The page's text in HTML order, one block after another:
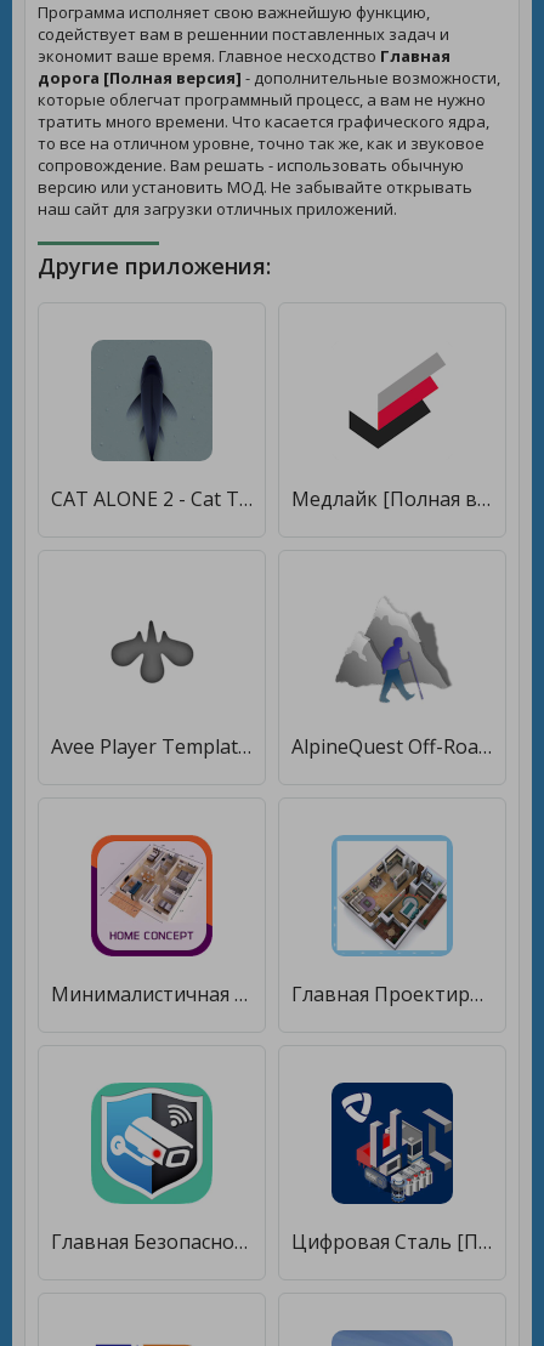
Программа исполняет свою важнейшую функцию,
содействует вам в решеннии поставленных задач и
экономит ваше время. Главное несходство Главная
дорога [Полная версия] - дополнительные возможности,
которые облегчат программный процесс, а вам не нужно
тратить много времени. Что касается графического ядра,
то все на отличном уровне, точно так же, как и звуковое
сопровождение. Вам решать - использовать обычную
версию или установить МОД. Не забывайте открывать
наш сайт для загрузки отличных приложений.
Другие приложения:
CAT ALONE 2 - Cat Toy [Полная версия] Медлайк [Полная версия]
Avee Player Template - High Quality Templates [Полная версия] AlpineQuest Off-Road Explorer (Lite) [Premium]
Минималистичная 3D концепция дома [Полная версия] Главная Проектирование проектов [Premium]
Главная Безопасность камеры [Без рекламы] Цифровая Сталь [Полная версия]